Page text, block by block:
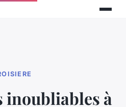
inoubliables à